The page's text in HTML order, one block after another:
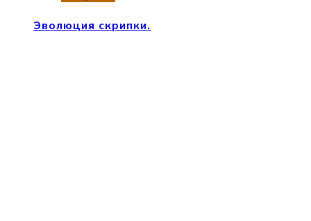
Эволюция скрипки.